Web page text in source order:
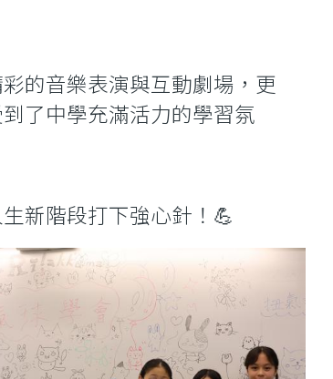
的音樂表演與互動劇場，更
了中學充滿活力的學習氛
新階段打下強心針！💪